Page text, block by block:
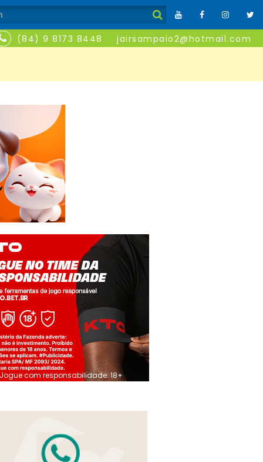
(84) 9 8173 8448 jairsampaio2@hotmail.com
Jogue com responsabilidade. 18+